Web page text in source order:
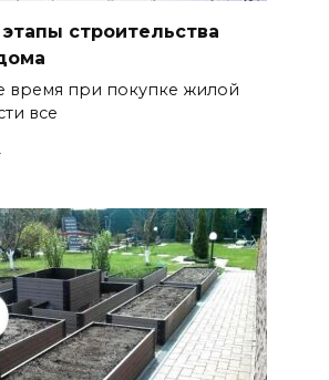
строительства
время при покупке жилой
все